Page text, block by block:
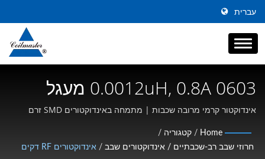
עברית
0.0012uH, 0.8A 0603 מעגל
קרמי דק עם SRF גבוה ומעגלי
אינדוקטור | רכיבים מגנטיים |
אינדוקטור קרמי מרובה שכבות | מתמחה באינדוקטורים SMD זרם
Home
/ קטגוריה /
חרוזי שבב רב-שכבתיים / אינדוקטורים שבב / אינדוקטורים RF דקים